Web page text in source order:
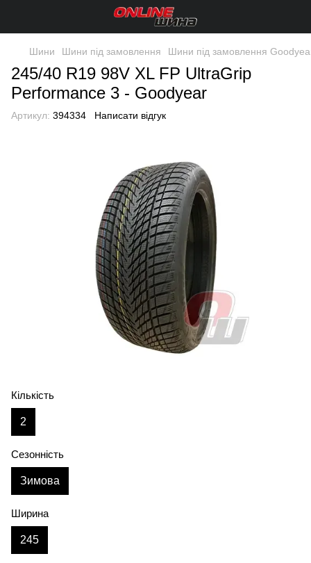
Шини Шини під замовлення Шини під замовлення
245/40 R19 98V XL FP UltraGrip
Performance 3 - Goodyear
Артикул: 394334 Написати відгук
Кількість
2
Сезонність
Зимова
Ширина
245